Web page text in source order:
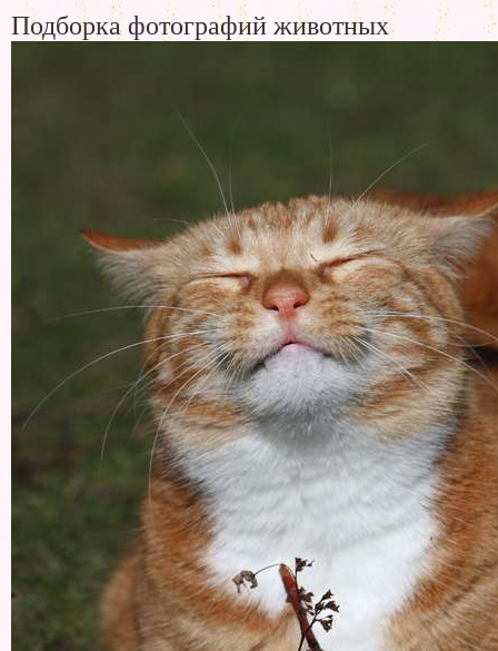
Подборка фотографий животных